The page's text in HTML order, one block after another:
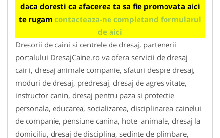
daca doresti ca afacerea ta sa fie promovata aici
te rugam contacteaza-ne completand formularul
de aici
Dresorii de caini si centrele de dresaj, partenerii
portalului DresajCaine.ro va ofera servicii de dresaj
caini, dresaj animale companie, sfaturi despre dresaj,
moduri de dresaj, predresaj, dresaj de agresivitate,
instructor canin, dresaj pentru paza si protectie
personala, educarea, socializarea, disciplinarea cainelui
de companie, pensiune canina, hotel animale, dresaj la
domiciliu, dresaj de disciplina, sedinte de plimbare,